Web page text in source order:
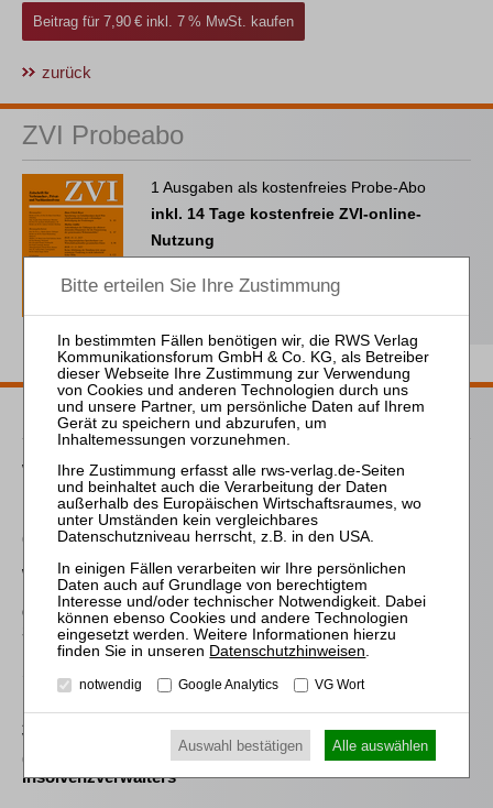
Beitrag für 7,90 € inkl. 7 % MwSt. kaufen
zurück
ZVI Probeabo
1 Ausgaben als kostenfreies Probe-Abo
inkl. 14 Tage kostenfreie ZVI-online-
Nutzung
Passende Bücher
Westermann
Die Auswahl und die
Bestellung des
(vorläufigen)
Widerstreit der
Interessen von
Gläubigern und
Schuldner
Vergütung des
(vorläufigen)
Insolvenzverwalters
Datenschutzhinweisen
notwendig Google Analytics VG Wort
Auswahl bestätigen Alle auswählen